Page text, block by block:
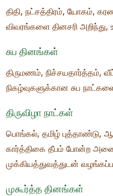
திதி, நட்சத்திரம், யோகம்,
விவரங்களை தினசரி அறிந்து,
சுப தினங்கள்
திருமணம், நிச்சயதார்த்தம்,
நிகழ்வுகளுக்கான சுப
திருவிழா நாட்கள்
பொங்கல், தமிழ் புத்தாண்டு,
கார்த்திகை தீபம் போன்ற
முக்கியத்துவத்துடன்
முகூர்த்த தினங்கள்